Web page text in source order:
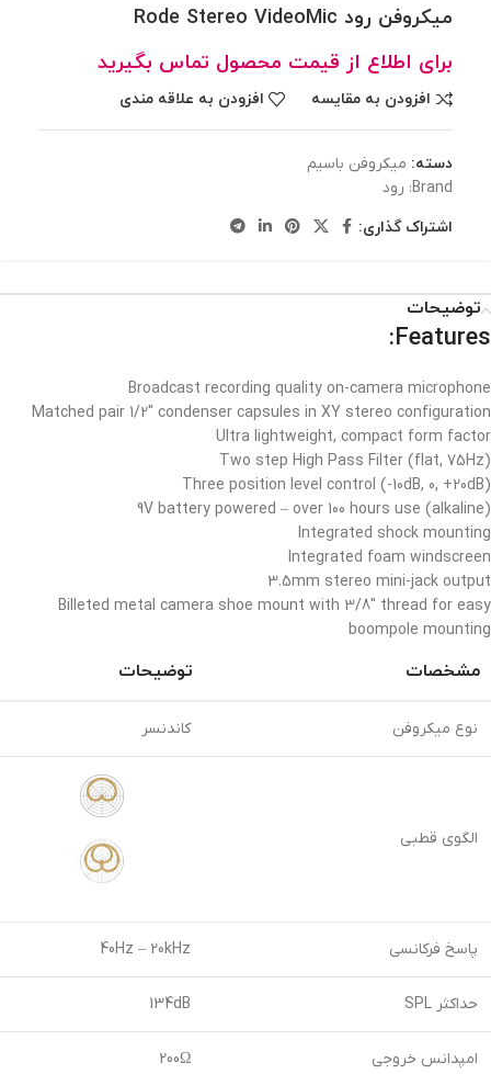
میکروفن رود Rode Stereo VideoMic
برای اطلاع از قیمت محصول تماس بگیرید
افزودن به مقایسه افزودن به علاقه مندی
دسته: میکروفن باسیم
Brand: رود
اشتراک گذاری:
توضیحات
Features:
Broadcast recording quality on-camera microphone
Matched pair 1/2″ condenser capsules in XY stereo configuration
Ultra lightweight, compact form factor
Two step High Pass Filter (flat, 75Hz)
Three position level control (-10dB, 0, +20dB)
9V battery powered – over 100 hours use (alkaline)
Integrated shock mounting
Integrated foam windscreen
3.5mm stereo mini-jack output
Billeted metal camera shoe mount with 3/8″ thread for easy
boompole mounting
مشخصات توضیحات
نوع میکروفن کاندنسر
الگوی قطبی
پاسخ فرکانسی 40Hz – 20kHz
حداکثر SPL 134dB
امپدانس خروجی 200Ω